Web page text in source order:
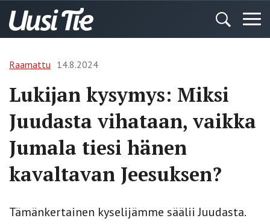
Raamattu 14.8.2024
Lukijan kysymys: Miksi
Juudasta vihataan, vaikka
Jumala tiesi hänen
kavaltavan Jeesuksen?
Tämänkertainen kyselijämme säälii Juudasta.